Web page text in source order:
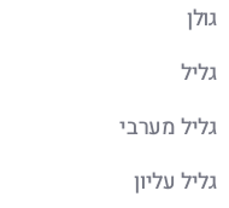
גולן
גליל
גליל מערבי
גליל עליון